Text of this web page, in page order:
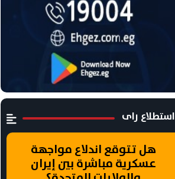
استطلاع راى
هل تتوقع اندلاع مواجهة
عسكرية مباشرة بين إيران